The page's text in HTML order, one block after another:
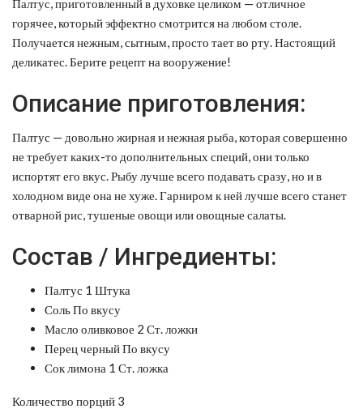
Палтус, приготовленный в духовке целиком — отличное
горячее, который эффектно смотрится на любом столе.
Получается нежным, сытным, просто тает во рту. Настоящий
деликатес. Берите рецепт на вооружение!
Описание приготовления:
Палтус — довольно жирная и нежная рыба, которая совершенно
не требует каких-то дополнительных специй, они только
испортят его вкус. Рыбу лучше всего подавать сразу, но и в
холодном виде она не хуже. Гарниром к ней лучше всего станет
отварной рис, тушеные овощи или овощные салаты.
Состав / Ингредиенты:
Палтус 1 Штука
Соль По вкусу
Масло оливковое 2 Ст. ложки
Перец черный По вкусу
Сок лимона 1 Ст. ложка
Количество порций 3